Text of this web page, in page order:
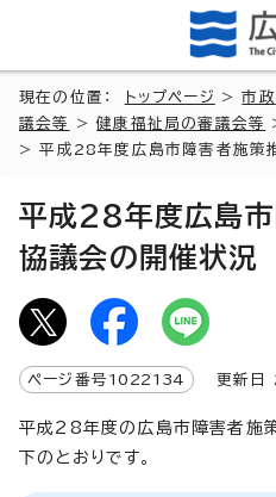
現在の位置： トップページ >市政
議会等
>健康福祉局の審議会等
> 平成28年度広島市障害者施策
平成28年度広島
協議会の開催状況
ページ番号 1022134 更新日
平成28年度の広島市障害者施
下のとおりです。